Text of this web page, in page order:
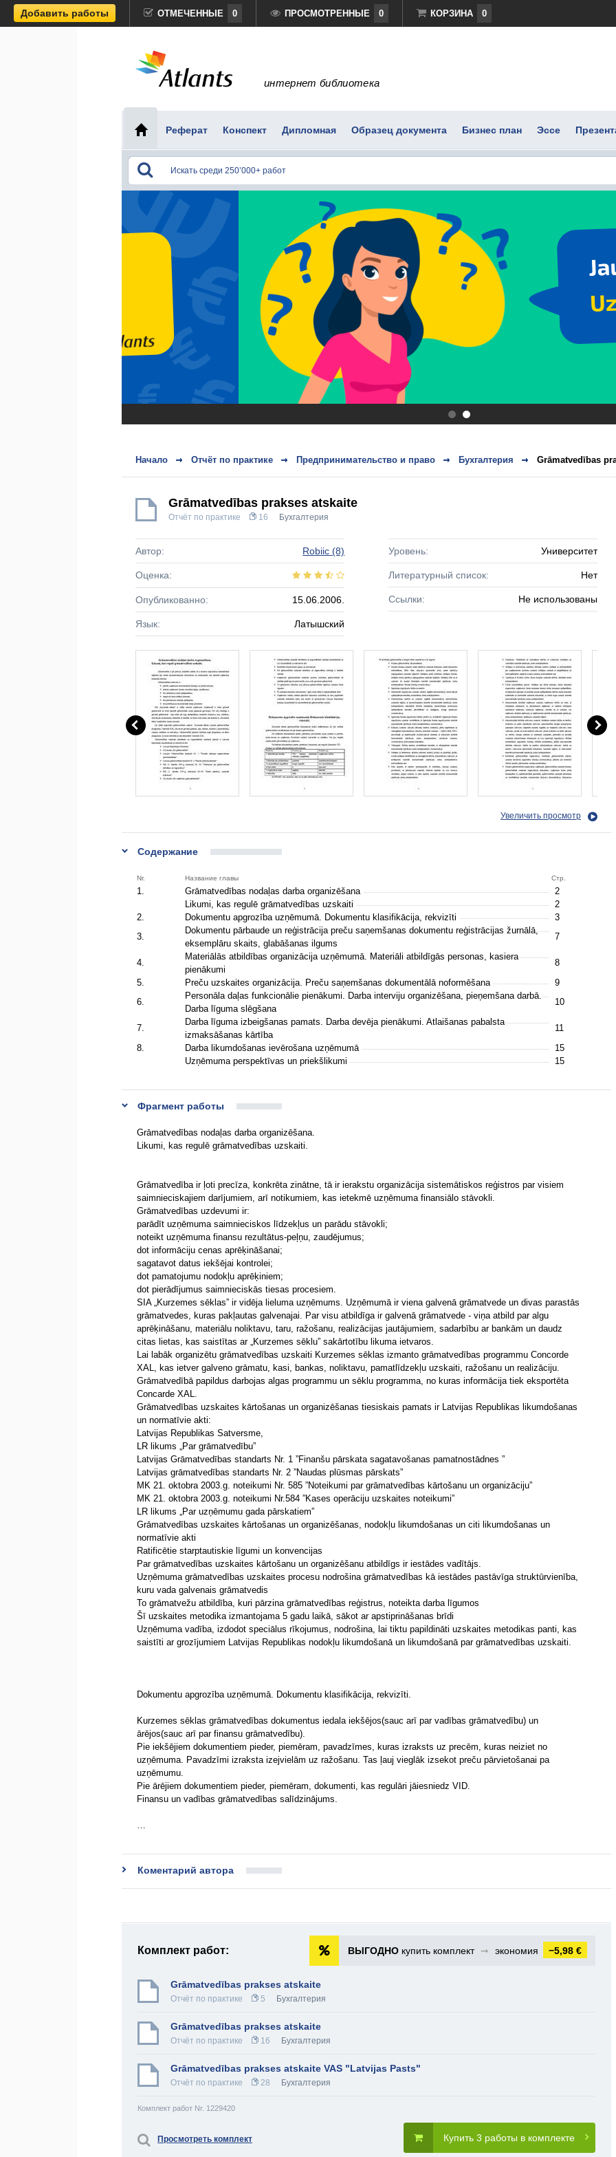
Добавить работы ОТМЕЧЕННЫЕ 0 ПРОСМОТРЕННЫЕ 0 КОРЗИНА 0
интернет библиотека
Реферат Конспект Дипломная Образец документа Бизнес план Эссе
.
Начало Отчёт по практике Предпринимательство и право Бухгалтерия Grāmatvedības
Grāmatvedības prakses atskaite
Отчёт по практике 16 Бухгалтерия
Автор: Robiic (8)
Оценка:
Опубликованно: 15.06.2006.
Язык: Латышский
Уровень: Университет
Литературный список: Нет
Ссылки: Не использованы
Увеличить просмотр
Содержание
Nr. Название главы Стр.
1. Grāmatvedības nodaļas darba organizēšana
2
Likumi, kas regulē grāmatvedības uzskaiti
2
2.
Dokumentu apgrozība uzņēmumā. Dokumentu klasifikācija, rekvizīti
3
3.
Dokumentu pārbaude un reģistrācija preču saņemšanas dokumentu reģistrācijas žurnālā,
eksemplāru skaits, glabāšanas ilgums
7
4.
Materiālās atbildības organizācija uzņēmumā. Materiāli atbildīgās personas, kasiera
pienākumi
8
5.
Preču uzskaites organizācija. Preču saņemšanas dokumentālā noformēšana
9
6.
Personāla daļas funkcionālie pienākumi. Darba interviju organizēšana, pieņemšana darbā.
Darba līguma slēgšana
10
7.
Darba līguma izbeigšanas pamats. Darba devēja pienākumi. Atlaišanas pabalsta
izmaksāšanas kārtība
11
8.
Darba likumdošanas ievērošana uzņēmumā
15
Uzņēmuma perspektīvas un priekšlikumi
15
Фрагмент работы
Grāmatvedības nodaļas darba organizēšana.
Likumi, kas regulē grāmatvedības uzskaiti.
Grāmatvedība ir ļoti precīza, konkrēta zinātne, tā ir ierakstu organizācija sistemātiskos reģistros par visiem
saimnieciskajiem darījumiem, arī notikumiem, kas ietekmē uzņēmuma finansiālo stāvokli.
Grāmatvedības uzdevumi ir:
parādīt uzņēmuma saimnieciskos līdzekļus un parādu stāvokli;
noteikt uzņēmuma finansu rezultātus-peļņu, zaudējumus;
dot informāciju cenas aprēķināšanai;
sagatavot datus iekšējai kontrolei;
dot pamatojumu nodokļu aprēķiniem;
dot pierādījumus saimnieciskās tiesas procesiem.
SIA „Kurzemes sēklas” ir vidēja lieluma uzņēmums. Uzņēmumā ir viena galvenā grāmatvede un divas parastās
grāmatvedes, kuras pakļautas galvenajai. Par visu atbildīga ir galvenā grāmatvede - viņa atbild par algu
aprēķināšanu, materiālu noliktavu, taru, ražošanu, realizācijas jautājumiem, sadarbību ar bankām un daudz
citas lietas, kas saistītas ar „Kurzemes sēklu” sakārtotību likuma ietvaros.
Lai labāk organizētu grāmatvedības uzskaiti Kurzemes sēklas izmanto grāmatvedības programmu Concorde
XAL, kas ietver galveno grāmatu, kasi, bankas, noliktavu, pamatlīdzekļu uzskaiti, ražošanu un realizāciju.
Grāmatvedībā papildus darbojas algas programmu un sēklu programma, no kuras informācija tiek eksportēta
Concarde XAL.
Grāmatvedības uzskaites kārtošanas un organizēšanas tiesiskais pamats ir Latvijas Republikas likumdošanas
un normatīvie akti:
Latvijas Republikas Satversme,
LR likums „Par grāmatvedību”
Latvijas Grāmatvedības standarts Nr. 1 ”Finanšu pārskata sagatavošanas pamatnostādnes ”
Latvijas grāmatvedības standarts Nr. 2 ”Naudas plūsmas pārskats”
MK 21. oktobra 2003.g. noteikumi Nr. 585 ”Noteikumi par grāmatvedības kārtošanu un organizāciju”
MK 21. oktobra 2003.g. noteikumi Nr.584 ”Kases operāciju uzskaites noteikumi”
LR likums „Par uzņēmumu gada pārskatiem”
Grāmatvedības uzskaites kārtošanas un organizēšanas, nodokļu likumdošanas un citi likumdošanas un
normatīvie akti
Ratificētie starptautiskie līgumi un konvencijas
Par grāmatvedības uzskaites kārtošanu un organizēšanu atbildīgs ir iestādes vadītājs.
Uzņēmuma grāmatvedības uzskaites procesu nodrošina grāmatvedības kā iestādes pastāvīga struktūrvienība,
kuru vada galvenais grāmatvedis
To grāmatvežu atbildība, kuri pārzina grāmatvedības reģistrus, noteikta darba līgumos
Šī uzskaites metodika izmantojama 5 gadu laikā, sākot ar apstiprināšanas brīdi
Uzņēmuma vadība, izdodot speciālus rīkojumus, nodrošina, lai tiktu papildināti uzskaites metodikas panti, kas
saistīti ar grozījumiem Latvijas Republikas nodokļu likumdošanā un likumdošanā par grāmatvedības uzskaiti.
Dokumentu apgrozība uzņēmumā. Dokumentu klasifikācija, rekvizīti.
Kurzemes sēklas grāmatvedības dokumentus iedala iekšējos(sauc arī par vadības grāmatvedību) un
ārējos(sauc arī par finansu grāmatvedību).
Pie iekšējiem dokumentiem pieder, piemēram, pavadzīmes, kuras izraksts uz precēm, kuras neiziet no
uzņēmuma. Pavadzīmi izraksta izejvielām uz ražošanu. Tas ļauj vieglāk izsekot preču pārvietošanai pa
uzņēmumu.
Pie ārējiem dokumentiem pieder, piemēram, dokumenti, kas regulāri jāiesniedz VID.
Finansu un vadības grāmatvedības salīdzinājums.
…
Коментарий автора
Комплект работ: ВЫГОДНО купить комплект ➞ экономия −5,98 €
Grāmatvedības prakses atskaite
Отчёт по практике 5 Бухгалтерия
Grāmatvedības prakses atskaite
Отчёт по практике 16 Бухгалтерия
Grāmatvedības prakses atskaite VAS "Latvijas Pasts"
Отчёт по практике 28 Бухгалтерия
Комплект работ Nr. 1229420
Купить 3 работы в комплекте
Просмотреть комплект